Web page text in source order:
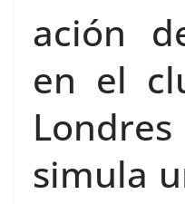
ación
en el
simula